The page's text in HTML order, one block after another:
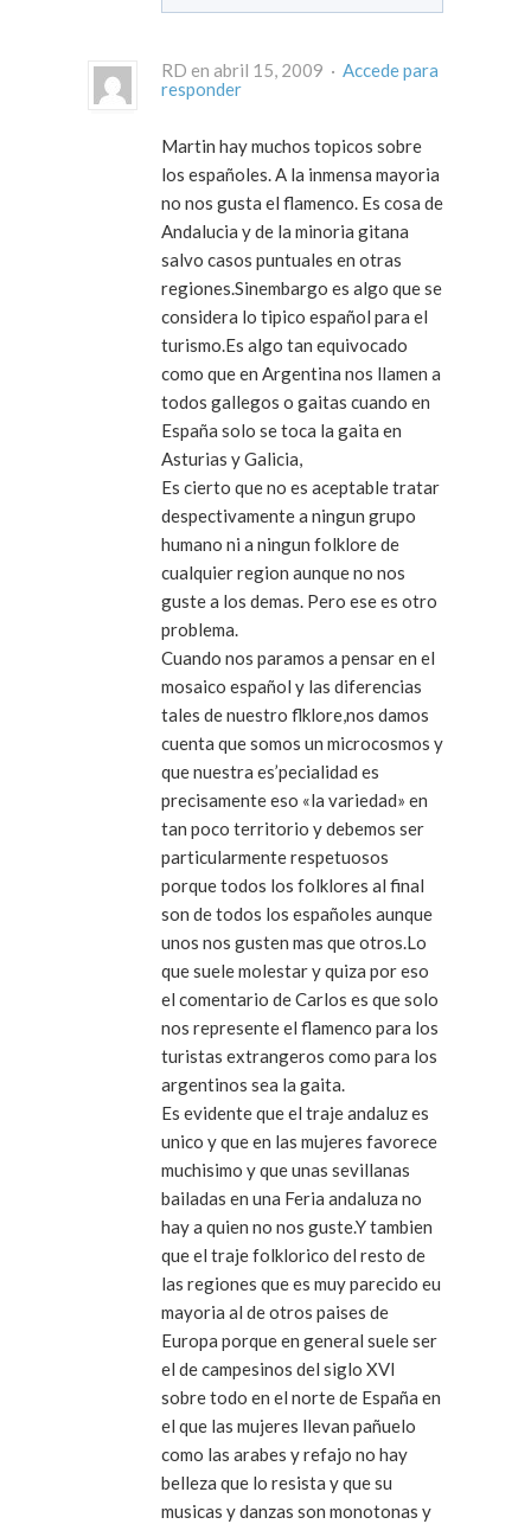
RD en abril 15, 2009 · Accede para
responder
Martin hay muchos topicos sobre
los españoles. A la inmensa mayoria
no nos gusta el flamenco. Es cosa de
Andalucia y de la minoria gitana
salvo casos puntuales en otras
regiones.Sinembargo es algo que se
considera lo tipico español para el
turismo.Es algo tan equivocado
como que en Argentina nos llamen a
todos gallegos o gaitas cuando en
España solo se toca la gaita en
Asturias y Galicia,
Es cierto que no es aceptable tratar
despectivamente a ningun grupo
humano ni a ningun folklore de
cualquier region aunque no nos
guste a los demas. Pero ese es otro
problema.
Cuando nos paramos a pensar en el
mosaico español y las diferencias
tales de nuestro flklore,nos damos
cuenta que somos un microcosmos y
que nuestra es’pecialidad es
precisamente eso «la variedad» en
tan poco territorio y debemos ser
particularmente respetuosos
porque todos los folklores al final
son de todos los españoles aunque
unos nos gusten mas que otros.Lo
que suele molestar y quiza por eso
el comentario de Carlos es que solo
nos represente el flamenco para los
turistas extrangeros como para los
argentinos sea la gaita.
Es evidente que el traje andaluz es
unico y que en las mujeres favorece
muchisimo y que unas sevillanas
bailadas en una Feria andaluza no
hay a quien no nos guste.Y tambien
que el traje folklorico del resto de
las regiones que es muy parecido eu
mayoria al de otros paises de
Europa porque en general suele ser
el de campesinos del siglo XVI
sobre todo en el norte de España en
el que las mujeres llevan pañuelo
como las arabes y refajo no hay
belleza que lo resista y que su
musicas y danzas son monotonas y